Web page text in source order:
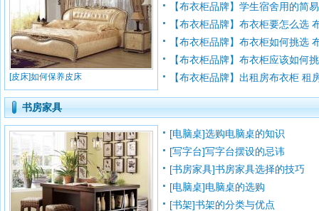
[皮床]如何保养皮床
【布衣柜品牌】学生宿舍用的简
【布衣柜品牌】布衣柜要怎么选
【布衣柜品牌】布衣柜如何挑选
【布衣柜品牌】布衣柜应该如何
【布衣柜品牌】出租房布衣柜 租
书房家具
[电脑桌]选购电脑桌的知识
[写字台]写字台摆设的忌讳
[书房家具]书房家具选择的技巧
[电脑桌]电脑桌的选购
[书架]书架的分类与优点